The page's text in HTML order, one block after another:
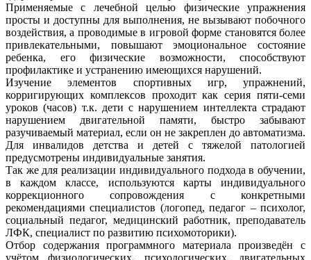
Применяемые с лечебной целью физические упражнения
просты и доступны для выполнения, не вызывают побочного
воздействия, а проводимые в игровой форме становятся более
привлекательными, повышают эмоциональное состояние
ребенка, его физические возможности, способствуют
профилактике и устранению имеющихся нарушений.
Изучение элементов спортивных игр, упражнений,
корригирующих комплексов проходит как серия пяти-семи
уроков (часов) т.к. дети с нарушением интеллекта страдают
нарушением двигательной памяти, быстро забывают
разучиваемый материал, если он не закреплен до автоматизма.
Для инвалидов детства и детей с тяжелой патологией
предусмотрены индивидуальные занятия.
Так же для реализации индивидуального подхода в обучении,
в каждом классе, используются карты индивидуального
коррекционного сопровождения с конкретными
рекомендациями специалистов (логопед, педагог – психолог,
социальный педагог, медицинский работник, преподаватель
ЛФК, специалист по развитию психомоторики).
Отбор содержания программного материала произведён с